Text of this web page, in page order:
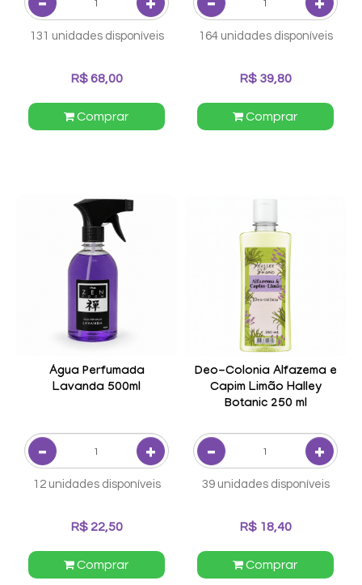
131 unidades disponíveis
R$ 68,00
Comprar
164 unidades disponíveis
R$ 39,80
Comprar
Água Perfumada
Lavanda 500ml
12 unidades disponíveis
R$ 22,50
Comprar
Deo-Colonia Alfazema e
Capim Limão Halley
Botanic 250 ml
39 unidades disponíveis
R$ 18,40
Comprar